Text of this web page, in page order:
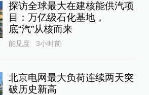
探访全球最大在建核能供汽项
目：万亿级石化基地，
底“汽”从核而来
能见度 3小时前
北京电网最大负荷连续两天突
破历史新高